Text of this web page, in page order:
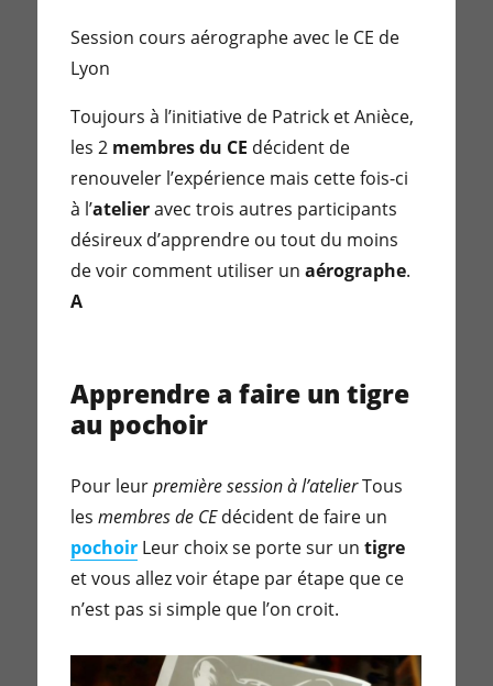
Session cours aérographe avec le CE de
Lyon
Toujours à l’initiative de Patrick et Anièce,
les 2 membres du CE décident de
renouveler l’expérience mais cette fois-ci
à l’atelieravec trois autres participants
désireux d’apprendre ou tout du moins
de voir comment utiliser unaérographe.
A
Apprendre a faire un tigre
au pochoir
Pour leurpremière session à l’atelierTous
lesmembres de CEdécident de faire un
pochoir Leur choix se porte sur untigre
et vous allez voir étape par étape que ce
n’est pas si simple que l’on croit.